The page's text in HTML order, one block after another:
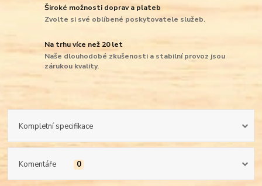
Široké možnosti doprav a plateb
Zvolte si své oblíbené poskytovatele služeb.
Na trhu více než 20 let
Naše dlouhodobé zkušenosti a stabilní provoz jsou
zárukou kvality.
Kompletní specifikace
Komentáře 0